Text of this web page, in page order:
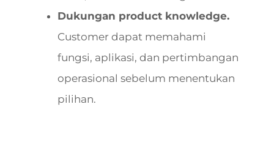
Dukungan product knowledge.
Customer dapat memahami
fungsi, aplikasi, dan pertimbangan
operasional sebelum menentukan
pilihan.